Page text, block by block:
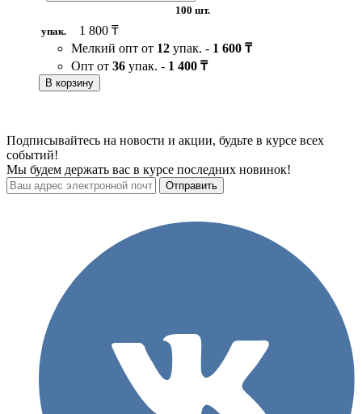
100 шт.
упак.
1 800 ₸
Мелкий опт от 12 упак. - 1 600 ₸
Опт от 36 упак. - 1 400 ₸
В корзину
Подписывайтесь на новости и акции, будьте в курсе всех
событий!
Мы будем держать вас в курсе последних новинок!